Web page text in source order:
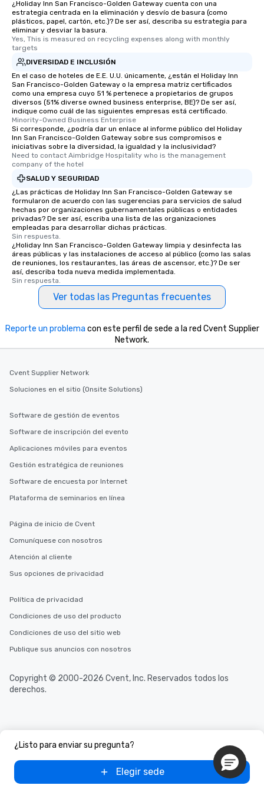
¿Holiday Inn San Francisco-Golden Gateway cuenta con una
estrategia centrada en la eliminación y desvío de basura (como
plásticos, papel, cartón, etc.)? De ser así, describa su estrategia para
eliminar y desviar la basura.
Yes, This is measured on recycling expenses along with monthly
targets
DIVERSIDAD E INCLUSIÓN
En el caso de hoteles de E.E. U.U. únicamente, ¿están el Holiday Inn
San Francisco-Golden Gateway o la empresa matriz certificados
como una empresa cuyo 51 % pertenece a propietarios de grupos
diversos (51% diverse owned business enterprise, BE)? De ser así,
indique como cuál de las siguientes empresas está certificado.
Minority-Owned Business Enterprise
Si corresponde, ¿podría dar un enlace al informe público del Holiday
Inn San Francisco-Golden Gateway sobre sus compromisos e
iniciativas sobre la diversidad, la igualdad y la inclusividad?
Need to contact Aimbridge Hospitality who is the management
company of the hotel
SALUD Y SEGURIDAD
¿Las prácticas de Holiday Inn San Francisco-Golden Gateway se
formularon de acuerdo con las sugerencias para servicios de salud
hechas por organizaciones gubernamentales públicas o entidades
privadas? De ser así, escriba una lista de las organizaciones
empleadas para desarrollar dichas prácticas.
Sin respuesta.
¿Holiday Inn San Francisco-Golden Gateway limpia y desinfecta las
áreas públicas y las instalaciones de acceso al público (como las salas
de reuniones, los restaurantes, las áreas de ascensor, etc.)? De ser
así, describa toda nueva medida implementada.
Sin respuesta.
Ver todas las Preguntas frecuentes
¿Listo para enviar su pregunta?
Elegir sede
Reporte un problema con este perfil de sede a la red Cvent Supplier
Network.
Cvent Supplier Network
Soluciones en el sitio (Onsite Solutions)
Software de gestión de eventos
Software de inscripción del evento
Aplicaciones móviles para eventos
Gestión estratégica de reuniones
Software de encuesta por Internet
Plataforma de seminarios en línea
Página de inicio de Cvent
Comuníquese con nosotros
Atención al cliente
Sus opciones de privacidad
Política de privacidad
Condiciones de uso del producto
Condiciones de uso del sitio web
Publique sus anuncios con nosotros
Copyright © 2000-2026 Cvent, Inc. Reservados todos los
derechos.